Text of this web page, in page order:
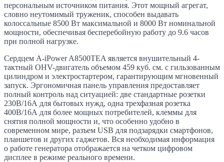
персональным источником питания. Этот мощный агрегат,
словно неутомимый труженик, способен выдавать
колоссальные 8500 Вт максимальной и 8000 Вт номинальной
мощности, обеспечивая бесперебойную работу до 9.6 часов
при полной нагрузке.
Сердцем A-iPower A8500TEA является внушительный 4-
тактный OHV-двигатель объемом 459 куб. см. с гильзованным
цилиндром и электростартером, гарантирующим мгновенный
запуск. Эргономичная панель управления предоставляет
полный контроль над ситуацией: две стандартные розетки
230В/16А для бытовых нужд, одна трехфазная розетка
400В/16А для более мощных потребителей, клеммы для
снятия полной мощности и, что особенно удобно в
современном мире, разъем USB для подзарядки смартфонов,
планшетов и других гаджетов. Вся необходимая информация
о работе генератора отображается на четком цифровом
дисплее в режиме реального времени.